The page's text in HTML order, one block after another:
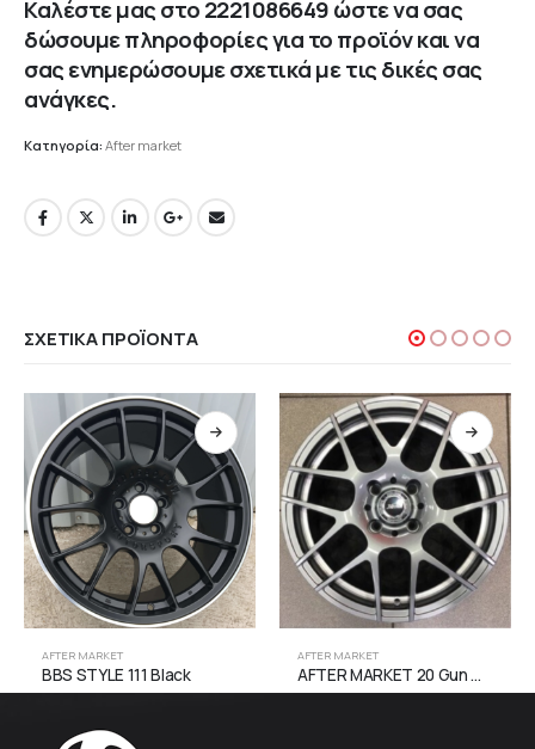
Καλέστε μας στο2221086649ώστε να σας
δώσουμε πληροφορίες για το προϊόν και να
σας ενημερώσουμε σχετικά με τις δικές σας
ανάγκες.
Κατηγορία: After market
ΣΧΕΤΙΚΆ ΠΡΟΪΌΝΤΑ
AFTER MARKET
BBS STYLE 111 Black
AFTER MARKET
AFTER MARKET 20 Gun Metal Face Machined